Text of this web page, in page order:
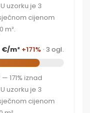
uzorku je 3
cijenom
m².
€/m² +171% · 3 ogl.
171% iznad
uzorku je 3
cijenom